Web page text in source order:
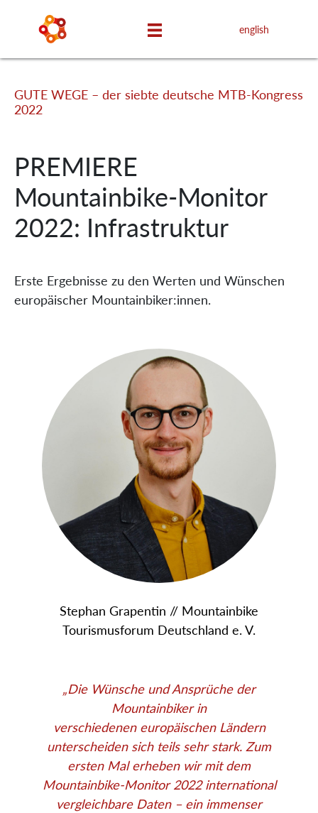
english
GUTE WEGE – der siebte deutsche MTB-Kongress
2022
PREMIERE
Mountainbike-Monitor
2022: Infrastruktur
Erste Ergebnisse zu den Werten und Wünschen
europäischer Mountainbiker:innen.
Stephan Grapentin // Mountainbike
Tourismusforum Deutschland e. V.
„Die Wünsche und Ansprüche der
Mountainbiker in
verschiedenen europäischen Ländern
unterscheiden sich teils sehr stark. Zum
ersten Mal erheben wir mit dem
Mountainbike-Monitor 2022 international
vergleichbare Daten – ein immenser